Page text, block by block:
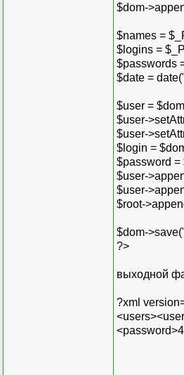
$dom-
$names =
$logins =
$passwords
$date =
$user =
$user-
$user-
$login =
$password =
$user-
$user-
$root-
$dom-
?>
выходной
?xml